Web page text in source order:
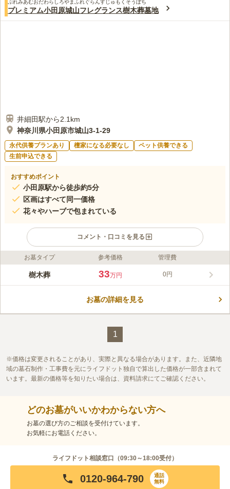
ぷれみあむおだわらしろやまふれぐらんすじゅもくそうぼち
プレミアム小田原城山フレグランス樹木葬墓地
井細田駅から2.1km
神奈川県小田原市城山3-1-29
永代供養プランあり 檀家になる必要なし
ペット供養できる
生前申込できる
おすすめポイント
小田原駅から徒歩約5分
区画はすべて同一価格
花々やハーブで包まれている
コメント・口コミを見る
ライフドット編集部のコメント
願修寺内にある、ローズマリーやラベンダーに囲まれたハーブガ
でなく、大切なペットを埋葬できる全国初の香りのペット墓地が
限がないため、多頭飼いの方でも安心です。
この霊園はまだ誰からも評価されていません。
お墓タイプ 参考価格 管理費
樹木葬 33万円 0円
お墓の詳細を見る
1
価格は変更されることがあり、実際と異なる場合があります。また、近隣地
域の墓石制作・工事費を元にライフドット独自で算出した価格が一部含まれて
います。最新の価格等を知りたい場合は、資料請求にてご確認ください。
どのお墓がいいかわからない方へ
お墓の選び方のご相談を受付けています。
お気軽にお電話ください。
ライフドット相談窓口（09:30～18:00受付）
0120-964-790
通話
無料